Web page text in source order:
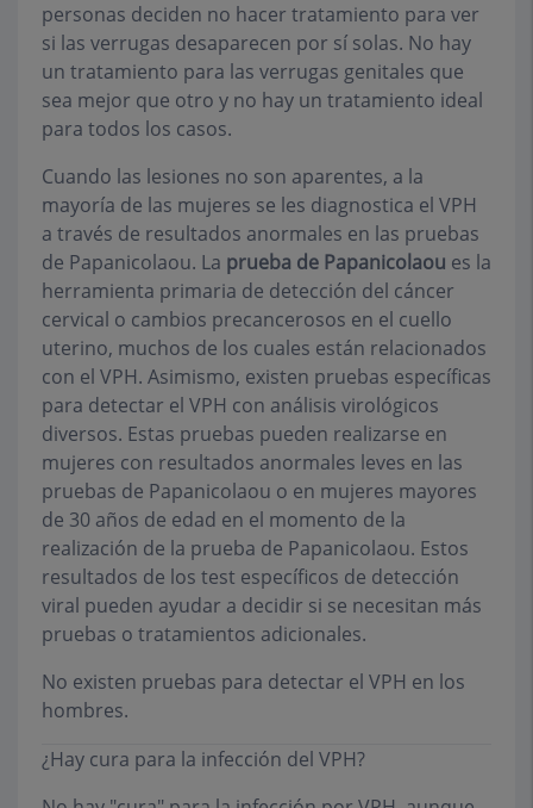
personas deciden no hacer tratamiento para ver
si las verrugas desaparecen por sí solas. No hay
un tratamiento para las verrugas genitales que
sea mejor que otro y no hay un tratamiento ideal
para todos los casos.
Cuando las lesiones no son aparentes, a la
mayoría de las mujeres se les diagnostica el VPH
a través de resultados anormales en las pruebas
de Papanicolaou. La prueba de Papanicolaou es la
herramienta primaria de detección del cáncer
cervical o cambios precancerosos en el cuello
uterino, muchos de los cuales están relacionados
con el VPH. Asimismo, existen pruebas específicas
para detectar el VPH con análisis virológicos
diversos. Estas pruebas pueden realizarse en
mujeres con resultados anormales leves en las
pruebas de Papanicolaou o en mujeres mayores
de 30 años de edad en el momento de la
realización de la prueba de Papanicolaou. Estos
resultados de los test específicos de detección
viral pueden ayudar a decidir si se necesitan más
pruebas o tratamientos adicionales.
No existen pruebas para detectar el VPH en los
hombres.
¿Hay cura para la infección del VPH?